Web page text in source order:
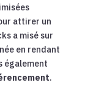
attirer un
a misé sur
en rendant
également
.